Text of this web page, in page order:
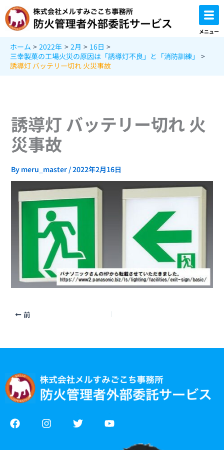
容
を
メニュー
ホーム 2022年 2月
16日
三幸製菓の工場火災の原因は「誘導灯不良」と「消防訓練」
誘導灯 バッテリー切れ 火災事故
誘導灯 バッテリー切れ 火
災事故
By meru_master /2022年2月16日
前
F
a
I
n
T
w
Y
o